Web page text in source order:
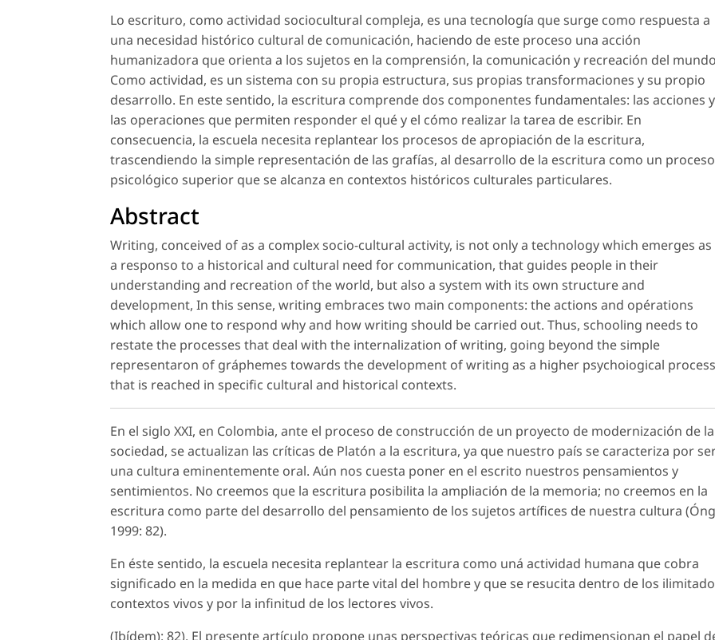
Lo escrituro, como actividad sociocultural compleja, es una tecnología que surge como respuesta a
una necesidad histórico cultural de comunicación, haciendo de este proceso una acción
humanizadora que orienta a los sujetos en la comprensión, la comunicación y recreación del
Como actividad, es un sistema con su propia estructura, sus propias transformaciones y su propio
desarrollo. En este sentido, la escritura comprende dos componentes fundamentales: las acciones y
las operaciones que permiten responder el qué y el cómo realizar la tarea de escribir. En
consecuencia, la escuela necesita replantear los procesos de apropiación de la escritura,
trascendiendo la simple representación de las grafías, al desarrollo de la escritura como un proceso
psicológico superior que se alcanza en contextos históricos culturales particulares.
Abstract
Writing, conceived of as a complex socio-cultural activity, is not only a technology which emerges as
a responso to a historical and cultural need for communication, that guides people in their
understanding and recreation of the world, but also a system with its own structure and
development, In this sense, writing embraces two main components: the actions and opérations
which allow one to respond why and how writing should be carried out. Thus, schooling needs to
restate the processes that deal with the internalization of writing, going beyond the simple
representaron of gráphemes towards the development of writing as a higher psychoiogical process
that is reached in specific cultural and historical contexts.
En el siglo XXI, en Colombia, ante el proceso de construcción de un proyecto de modernización de la
sociedad, se actualizan las críticas de Platón a la escritura, ya que nuestro país se caracteriza por
una cultura eminentemente oral. Aún nos cuesta poner en el escrito nuestros pensamientos y
sentimientos. No creemos que la escritura posibilita la ampliación de la memoria; no creemos en la
escritura como parte del desarrollo del pensamiento de los sujetos artífices de nuestra cultura
1999: 82).
En éste sentido, la escuela necesita replantear la escritura como uná actividad humana que cobra
significado en la medida en que hace parte vital del hombre y que se resucita dentro de los
contextos vivos y por la infinitud de los lectores vivos.
(Ibídem): 82). El presente artículo propone unas perspectivas teóricas que redimensionan el papel